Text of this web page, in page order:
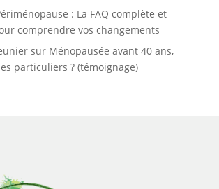
: La FAQ complète et
comprendre vos changements
sur Ménopausée avant 40 ans,
particuliers ? (témoignage)